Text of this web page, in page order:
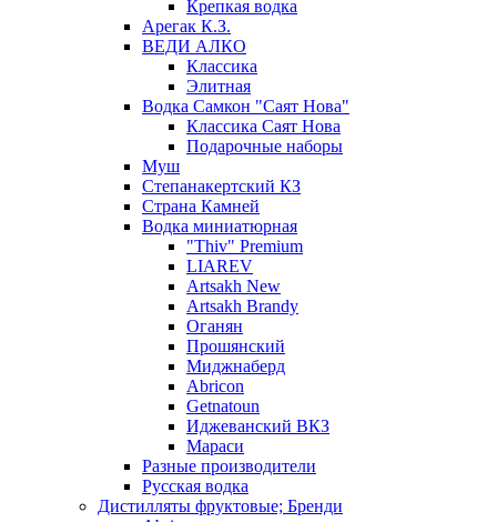
Крепкая водка
Арегак К.З.
ВЕДИ АЛКО
Классика
Элитная
Водка Самкон "Саят Нова"
Классика Саят Нова
Подарочные наборы
Муш
Степанакертский КЗ
Страна Камней
Водка миниатюрная
"Thiv" Premium
LIAREV
Artsakh New
Artsakh Brandy
Оганян
Прошянский
Миджнаберд
Abricon
Getnatoun
Иджеванский ВКЗ
Мараси
Разные производители
Русская водка
Дистилляты фруктовые; Бренди